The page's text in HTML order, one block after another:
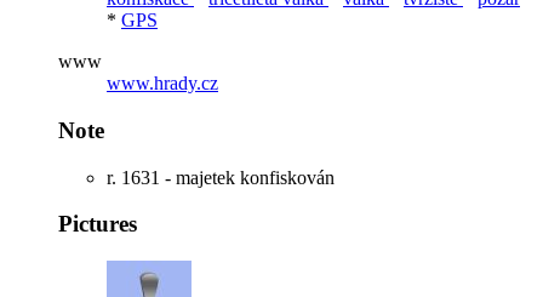
* GPS
www
www.hrady.cz
Note
r. 1631 - majetek konfiskován
Pictures